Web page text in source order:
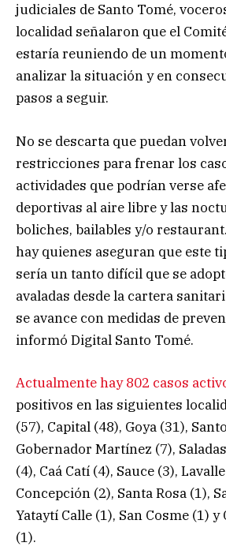
judiciales de Santo Tomé,
localidad señalaron que el
estaría reuniendo de un
analizar la situación y en
pasos a seguir.
No se descarta que puedan
restricciones para frenar los
actividades que podrían verse
deportivas al aire libre y las
boliches, bailables y/o
hay quienes aseguran que este
sería un tanto difícil que se
avaladas desde la cartera
se avance con medidas de
informó Digital Santo Tomé.
Actualmente hay 802 casos
positivos en las siguientes
(57), Capital (48), Goya (31),
Gobernador Martínez (7),
(4), Caá Catí (4), Sauce (3),
Concepción (2), Santa Rosa (1),
Yataytí Calle (1), San Cosme (1)
(1).